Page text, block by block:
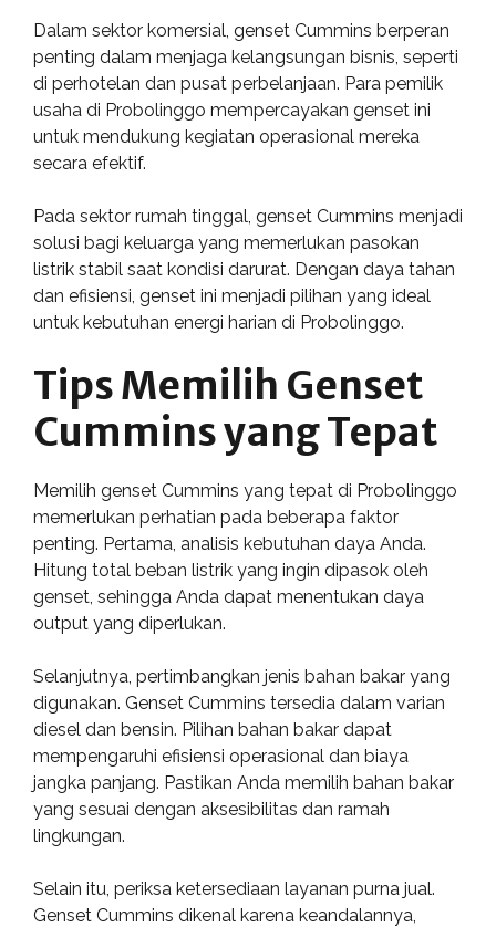
Dalam sektor komersial, genset Cummins berperan
penting dalam menjaga kelangsungan bisnis, seperti
di perhotelan dan pusat perbelanjaan. Para pemilik
usaha di Probolinggo mempercayakan genset ini
untuk mendukung kegiatan operasional mereka
secara efektif.
Pada sektor rumah tinggal, genset Cummins menjadi
solusi bagi keluarga yang memerlukan pasokan
listrik stabil saat kondisi darurat. Dengan daya tahan
dan efisiensi, genset ini menjadi pilihan yang ideal
untuk kebutuhan energi harian di Probolinggo.
Tips Memilih Genset
Cummins yang Tepat
Memilih genset Cummins yang tepat di Probolinggo
memerlukan perhatian pada beberapa faktor
penting. Pertama, analisis kebutuhan daya Anda.
Hitung total beban listrik yang ingin dipasok oleh
genset, sehingga Anda dapat menentukan daya
output yang diperlukan.
Selanjutnya, pertimbangkan jenis bahan bakar yang
digunakan. Genset Cummins tersedia dalam varian
diesel dan bensin. Pilihan bahan bakar dapat
mempengaruhi efisiensi operasional dan biaya
jangka panjang. Pastikan Anda memilih bahan bakar
yang sesuai dengan aksesibilitas dan ramah
lingkungan.
Selain itu, periksa ketersediaan layanan purna jual.
Genset Cummins dikenal karena keandalannya,